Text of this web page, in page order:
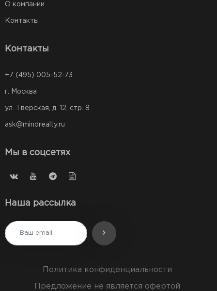
О компании
Контакты
Контакты
+7 (495) 005-52-73
г. Москва
ул. Тверская, д. 12, стр. 8
ask@mindrealty.ru
Мы в соцсетях
Наша рассылка
Политика конфиденциальности
Предложение не является офертой